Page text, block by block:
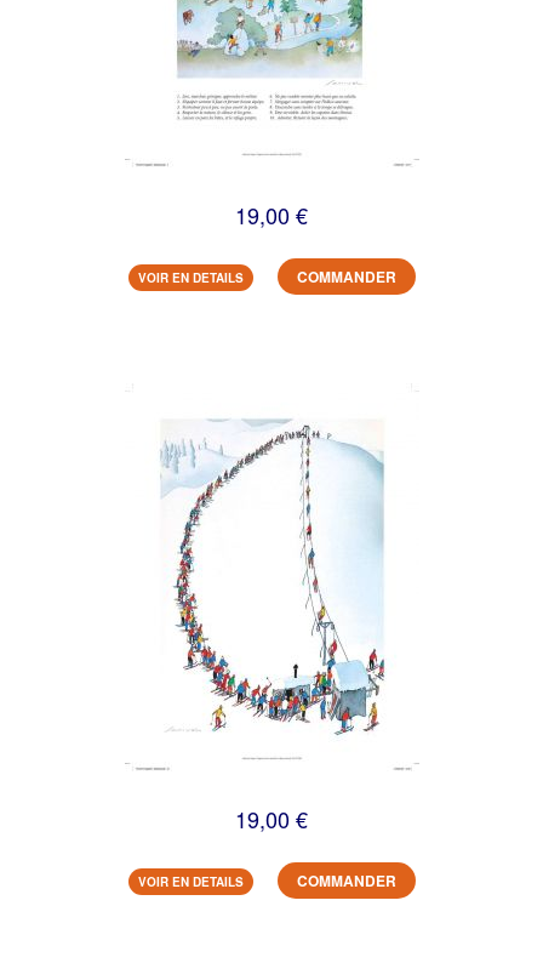
19,00 €
VOIR EN DETAILS COMMANDER
19,00 €
VOIR EN DETAILS COMMANDER